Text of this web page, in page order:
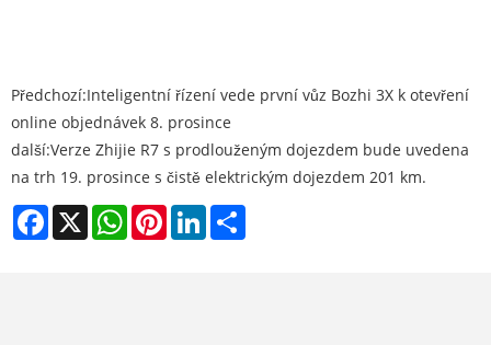
Předchozí:Inteligentní řízení vede první vůz Bozhi 3X k otevření
online objednávek 8. prosince
další:Verze Zhijie R7 s prodlouženým dojezdem bude uvedena
na trh 19. prosince s čistě elektrickým dojezdem 201 km.
Facebook
X WhatsAppPinterestLinkedIn